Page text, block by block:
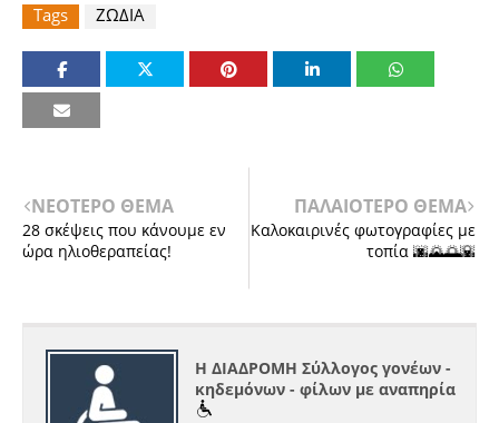
Tags ΖΩΔΙΑ
ΝΕΟΤΕΡΟ ΘΕΜΑ
28 σκέψεις που κάνουμε εν
ώρα ηλιοθεραπείας!
ΠΑΛΑΙΟΤΕΡΟ ΘΕΜΑ
Καλοκαιρινές φωτογραφίες με
τοπία 🌆🌄🌅🌇
Η ΔΙΑΔΡΟΜΗ Σύλλογος γονέων -
κηδεμόνων - φίλων με αναπηρία